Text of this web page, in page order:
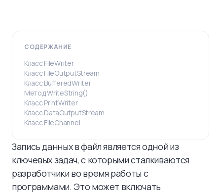
СОДЕРЖАНИЕ
Класс FileWriter
Класс FileOutputStream
Класс BufferedWriter
Метод WriteString()
Класс PrintWriter
Класс DataOutputStream
Класс FileChannel
Запись данных в файл является одной из
ключевых задач, с которыми сталкиваются
разработчики во время работы с
программами. Это может включать